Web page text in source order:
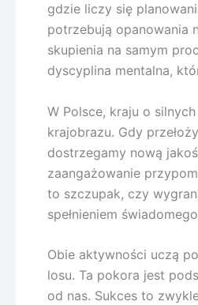
gdzie liczy się
potrzebują opanowania
skupienia na samym
dyscyplina mentalna,
W Polsce, kraju o
krajobrazu. Gdy
dostrzegamy nową
zaangażowanie
to szczupak, czy
spełnieniem
Obie aktywności uczą
losu. Ta pokora jest
od nas. Sukces to